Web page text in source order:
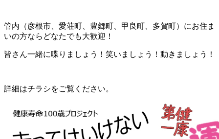
管内（彦根市、愛荘町、豊郷町、甲良町、多賀町）にお住ま
いの方ならどなたでも大歓迎！
皆さん一緒に喋りましょう！笑いましょう！動きましょう！
詳細はチラシをご覧ください。